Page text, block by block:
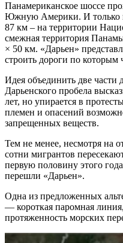
Панамериканское шоссе
Южную Америки. И только
87 км – на территории
смежная территория
× 50 км. «Дарьен»
строить дороги по которым
Идея объединить две части
Дарьенского пробела
лет, но упирается в
племен и опасений
запрещенных веществ.
Тем не менее, несмотря на
сотни мигрантов
первую половину этого
перешли «Дарьен».
Одна из предложенных
— короткая паромная
протяженность морских